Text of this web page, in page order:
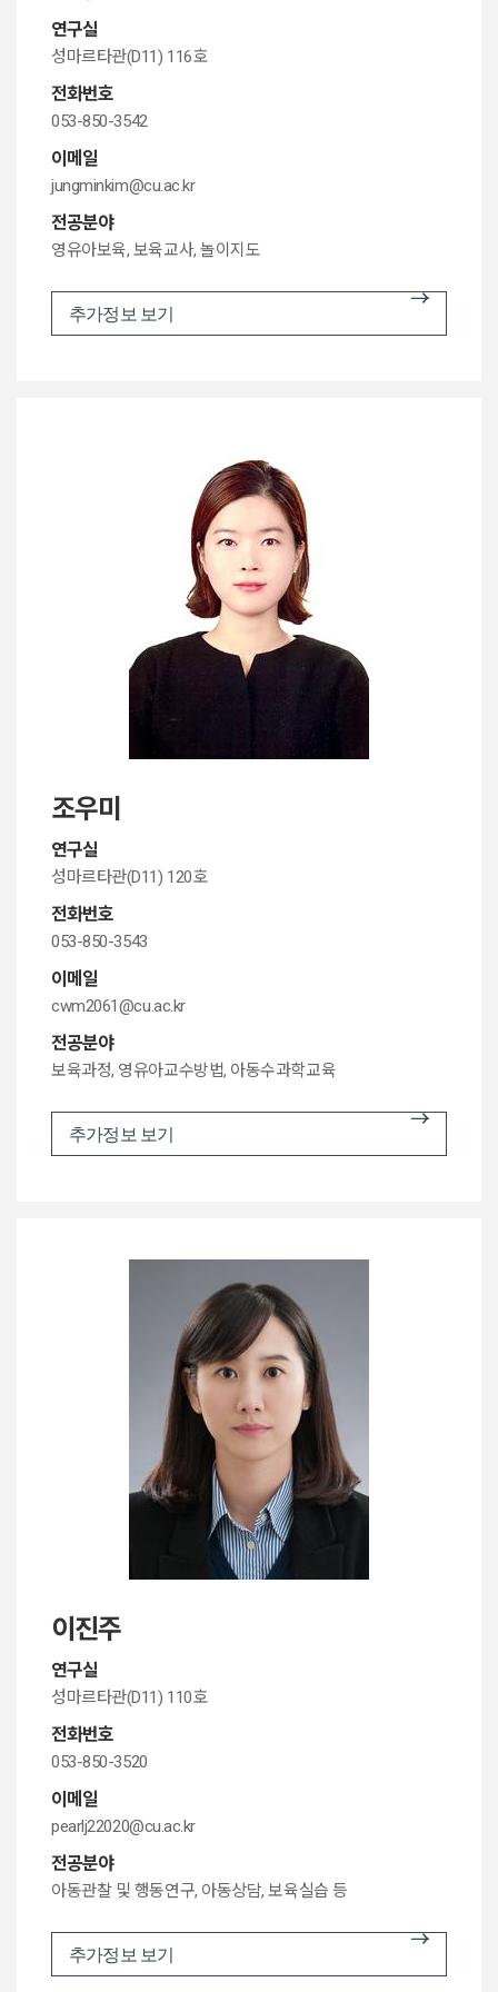
연구실
성마르타관(D11) 116호
전화번호
053-850-3542
이메일
jungminkim@cu.ac.kr
전공분야
영유아보육, 보육교사, 놀이지도
추가정보 보기
조우미
연구실
성마르타관(D11) 120호
전화번호
053-850-3543
이메일
cwm2061@cu.ac.kr
전공분야
보육과정, 영유아교수방법, 아동수과학교육
추가정보 보기
이진주
연구실
성마르타관(D11) 110호
전화번호
053-850-3520
이메일
pearlj22020@cu.ac.kr
전공분야
아동관찰 및 행동연구, 아동상담, 보육실습 등
추가정보 보기